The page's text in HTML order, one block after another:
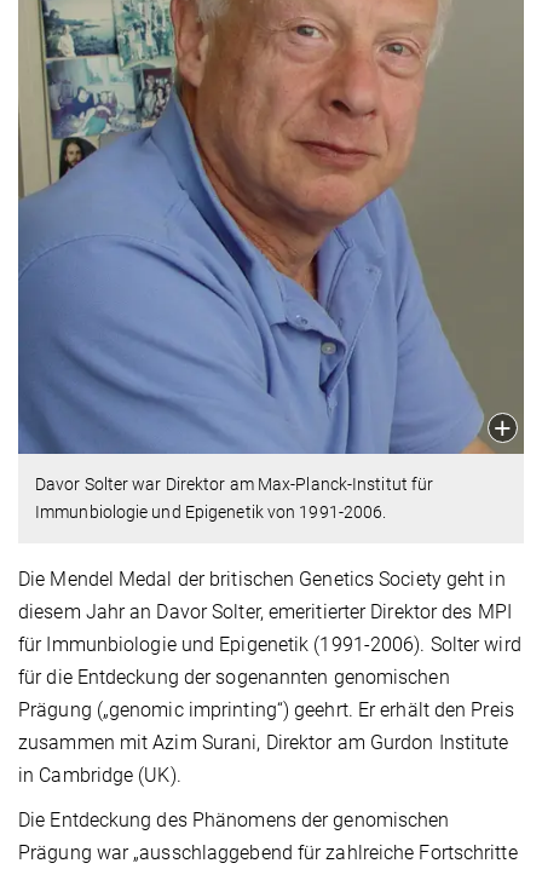
Davor Solter war Direktor am Max-Planck-Institut für
Immunbiologie und Epigenetik von 1991-2006.
Die Mendel Medal der britischen Genetics Society geht in
diesem Jahr an Davor Solter, emeritierter Direktor des MPI
für Immunbiologie und Epigenetik (1991-2006). Solter wird
für die Entdeckung der sogenannten genomischen
Prägung („genomic imprinting“) geehrt. Er erhält den Preis
zusammen mit Azim Surani, Direktor am Gurdon Institute
in Cambridge (UK).
Die Entdeckung des Phänomens der genomischen
Prägung war „ausschlaggebend für zahlreiche Fortschritte